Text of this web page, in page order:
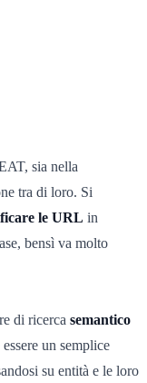
sia nella
tra di loro. Si
le URL in
bensì va molto
di ricerca semantico
un semplice
su entità e le loro